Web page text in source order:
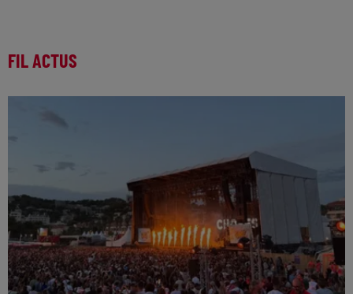
FIL ACTUS